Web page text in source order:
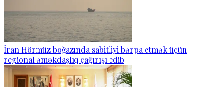
İran Hörmüz boğazında sabitliyi bərpa etmək üçün
regional əməkdaşlıq çağırışı edib